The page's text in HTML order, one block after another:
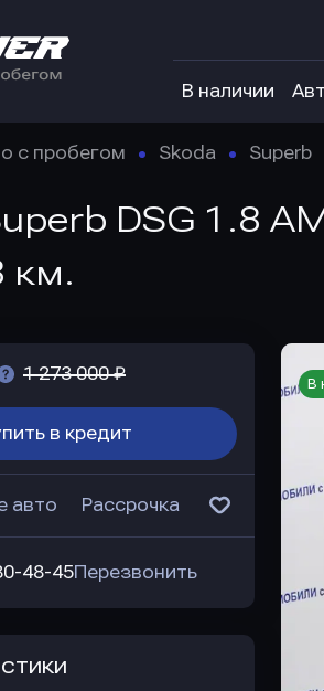
В наличии
с пробегом Skoda Superb
DSG 1.8
км.
В
1 273 000 ₽
в кредит
авто Рассрочка
48-45Перезвонить